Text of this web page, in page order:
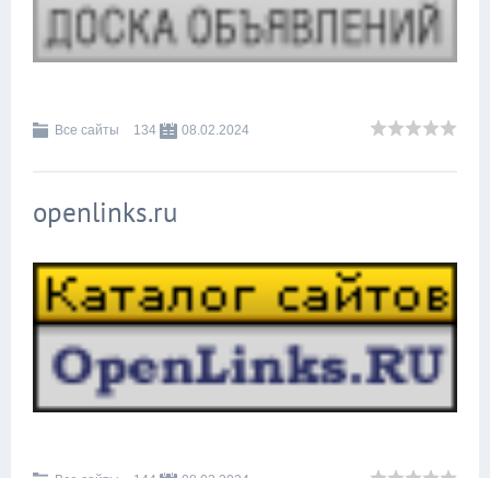
Все сайты 134 08.02.2024
openlinks.ru